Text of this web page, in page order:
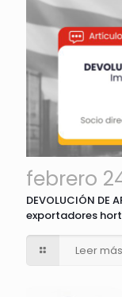
febrero
DEVOLUCIÓN DE
exportadores
Leer más